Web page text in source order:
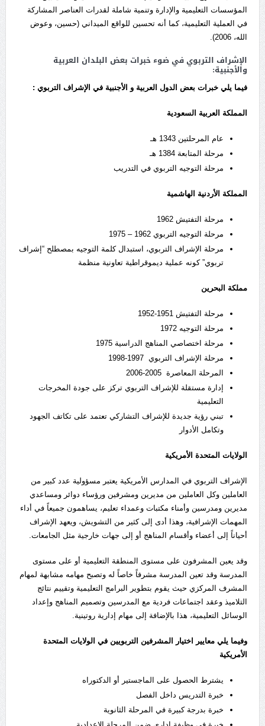
المؤسسات التعليمية والإدارة وتنمية شاملة لقدرات العناصر المشاركة
في العملية التعليمية، كما أنه تحسين للواقع الميداني (حسين، وعوض
الله، 2006).
الإشراف التربوي في ضوء خبرات بعض البلدان العربية
والأجنبية:
فيما يلي خبرات بعض الدول العربية و الأجنبية في الإشراف التربوي :
المملكة العربية السعودية
عام المرحلتين 1343 هـ
مرحلة المتابعة 1384 هـ
مرحلة التوجيه التربوي في التدريب
المملكة الأردنية الهاشمية
مرحلة التفتيش 1962
مرحلة التوجيه التربوي 1962 – 1975
مرحلة الإشراف التربوي، استبدال كلمة التوجيه بمصطلح “إشراف
تربوي” كونه عملية ديموقراطية تعاونية منظمة
مملكة البحرين
مرحلة التفتيش 1951-1952
مرحلة التوجيه 1972
مرحلة اختصاصي المناهج الدراسية 1975
مرحلة الإشراف التربوي 1997-1998
المرحلة المعاصرة 2005-2006
إدارة مستقلة للإشراف التربوي تركز على جودة المخرجات
التعليمية
تبني رؤية جديدة للإشراف التشاركي تعتمد على تكاتف الجهود
وتكامل الأدوار
الولايات المتحدة الأمريكية
الإشراف التربوي في المدارس الأمريكية يعتبر مسؤولية عدد كبير من
العاملين وكل العاملين من مديرين ومشرفين ورؤساء دوائر ومساعدي
مديرين ومدرسين وأمناء مكتبات وعمداء تعليم، يساهمون جميعاً في أداء
المهمات الإشرافية، وهذا أدى إلى كثير من التشويش، ويعهد الإشراف
أحياناً إلى أعضاء وأقسام المناهج أو إلى جهات خارجية مثل الجامعات.
وقد يعين المشرفون على مستوى المنطقة التعليمية أو على مستوى
المدرسة وقد تعين المدرسة مشرفاً خاصاً له وتصبح مهامه مشابهة لمهام
المشرف المركزي حيث يقوم بتطوير البرامج التعليمية وتقييم نتائج
التلاميذ وعقد اجتماعات فردية مع المدرسين وتصميم المناهج وإعداد
الوسائل التعليمية، هذا بالإضافة إلى مهام إدارية روتينية.
وفيما يلي معايير اختيار المشرفين التربويين في الولايات المتحدة
الأمريكية
يشترط الحصول على الماجستير أو الدكتوراه
خبرة التدريس داخل الفصل
خبرة بدرجة كبيرة في المرحلة الثانوية
خبرة في وظيفة إداري ضمن المرحلة الإعدادية.